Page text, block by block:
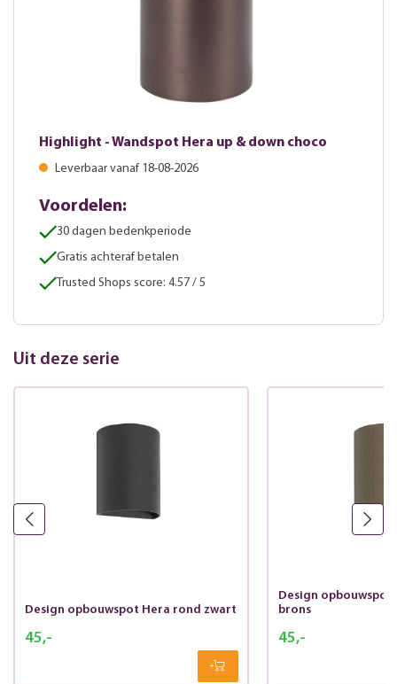
Highlight - Wandspot Hera up & down choco
Leverbaar vanaf 18-08-2026
Voordelen:
30 dagen bedenkperiode
Gratis achteraf betalen
Trusted Shops score: 4.57 / 5
Uit deze serie
Design opbouwspot Hera rond zwart
45,-
Design
brons
45,-